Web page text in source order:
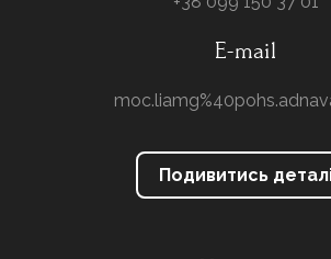
E-mail
Подивитись